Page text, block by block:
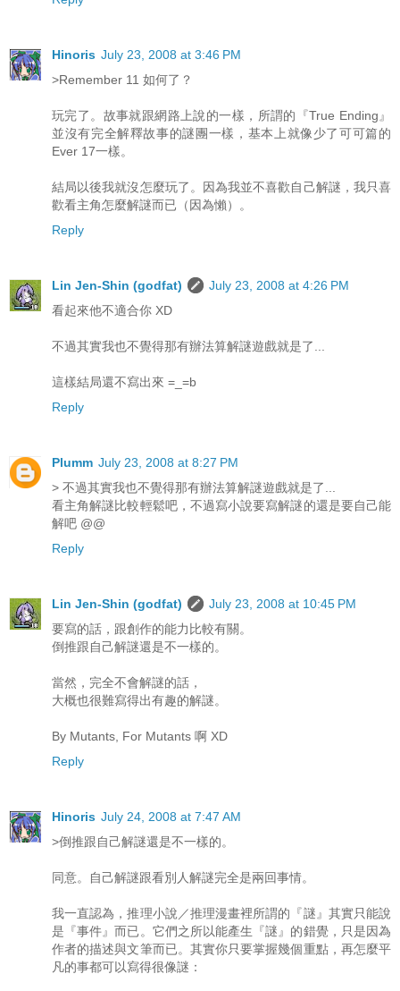
Hinoris July 23, 2008 at 3:46 PM
>Remember 11 如何了？
玩完了。故事就跟網路上說的一樣，所謂的『True Ending』
並沒有完全解釋故事的謎團一樣，基本上就像少了可可篇的
Ever 17一樣。
結局以後我就沒怎麼玩了。因為我並不喜歡自己解謎，我只喜
歡看主角怎麼解謎而已（因為懶）。
Reply
Lin Jen-Shin (godfat)
July 23, 2008 at 4:26 PM
看起來他不適合你 XD
不過其實我也不覺得那有辦法算解謎遊戲就是了...
這樣結局還不寫出來 =_=b
Reply
Plumm July 23, 2008 at 8:27 PM
> 不過其實我也不覺得那有辦法算解謎遊戲就是了...
看主角解謎比較輕鬆吧，不過寫小說要寫解謎的還是要自己能
解吧 @@
Reply
Lin Jen-Shin (godfat)
July 23, 2008 at 10:45 PM
要寫的話，跟創作的能力比較有關。
倒推跟自己解謎還是不一樣的。
當然，完全不會解謎的話，
大概也很難寫得出有趣的解謎。
By Mutants, For Mutants 啊 XD
Reply
Hinoris July 24, 2008 at 7:47 AM
>倒推跟自己解謎還是不一樣的。
同意。自己解謎跟看別人解謎完全是兩回事情。
我一直認為，推理小說／推理漫畫裡所謂的『謎』其實只能說
是『事件』而已。它們之所以能產生『謎』的錯覺，只是因為
作者的描述與文筆而已。其實你只要掌握幾個重點，再怎麼平
凡的事都可以寫得很像謎：